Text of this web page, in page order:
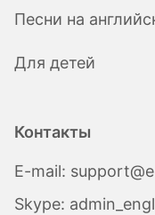
Песни на
Для детей
Контакты
E-mail:
Skype: